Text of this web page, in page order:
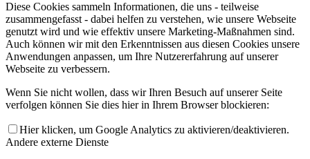
Diese Cookies sammeln Informationen, die uns - teilweise
zusammengefasst - dabei helfen zu verstehen, wie unsere Webseite
genutzt wird und wie effektiv unsere Marketing-Maßnahmen sind.
Auch können wir mit den Erkenntnissen aus diesen Cookies unsere
Anwendungen anpassen, um Ihre Nutzererfahrung auf unserer
Webseite zu verbessern.
Wenn Sie nicht wollen, dass wir Ihren Besuch auf unserer Seite
verfolgen können Sie dies hier in Ihrem Browser blockieren:
Hier klicken, um Google Analytics zu aktivieren/deaktivieren.
Andere externe Dienste